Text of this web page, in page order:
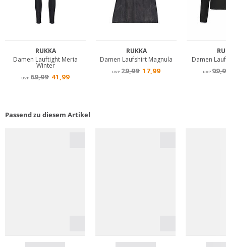
Passend zu diesem Artikel